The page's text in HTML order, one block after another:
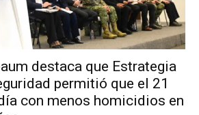
destaca que Estrategia
permitió que el 21
con menos homicidios en